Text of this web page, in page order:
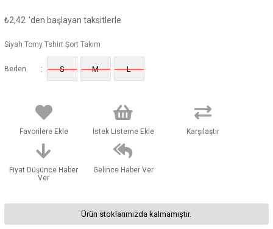
₺2,42 'den başlayan taksitlerle
Siyah Tomy Tshirt Şort Takım
Beden : S M L
Favorilere Ekle İstek Listeme Ekle Karşılaştır
Fiyat Düşünce Haber
Ver
Gelince Haber Ver
Ürün stoklarımızda kalmamıştır.